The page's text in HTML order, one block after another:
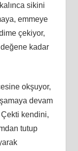
sikini
emmeye
çekiyor,
kadar
okşuyor,
devam
kendini,
tutup